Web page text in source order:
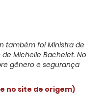
também foi Ministra de
Michelle Bachelet. No
gênero e segurança
no site de origem)